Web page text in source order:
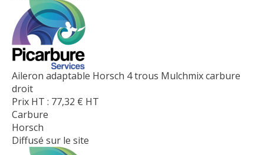
Aileron adaptable Horsch 4 trous Mulchmix carbure
droit
Prix HT : 77,32 € HT
Carbure
Horsch
Diffusé sur le site